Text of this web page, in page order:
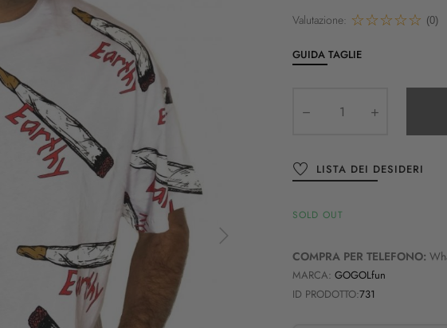
Valutazione: (0)
GUIDA TAGLIE
LISTA DEI DESIDERI
SOLD OUT
COMPRA PER TELEFONO:
MARCA: GOGOLfun
ID PRODOTTO:731